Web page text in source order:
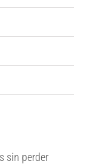
sin perder